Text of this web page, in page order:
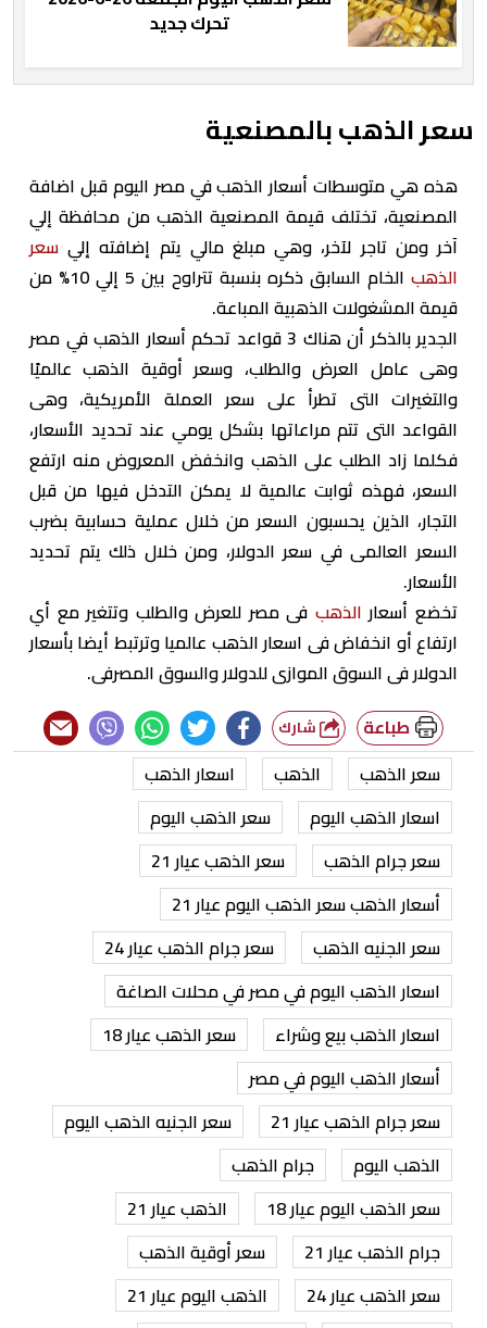
تحرك جديد
سعر الذهب بالمصنعية
هذه هي متوسطات أسعار الذهب في مصر اليوم قبل اضافة
المصنعية، تختلف قيمة المصنعية الذهب من محافظة إلي
آخر ومن تاجر لآخر، وهي مبلغ مالي يتم إضافته إلي سعر
الذهب
الخام السابق ذكره بنسبة تتراوح بين 5 إلي 10% من
قيمة المشغولات الذهبية المباعة.
الجدير بالذكر أن هناك 3 قواعد تحكم أسعار الذهب في مصر
وهى عامل العرض والطلب، وسعر أوقية الذهب عالميًا
والتغيرات التى تطرأ على سعر العملة الأمريكية، وهى
القواعد التى تتم مراعاتها بشكل يومي عند تحديد الأسعار،
فكلما زاد الطلب على الذهب وانخفض المعروض منه ارتفع
السعر، فهذه ثوابت عالمية لا يمكن التدخل فيها من قبل
التجار، الذين يحسبون السعر من خلال عملية حسابية بضرب
السعر العالمى في سعر الدولار، ومن خلال ذلك يتم تحديد
الأسعار.
تخضع أسعار الذهب فى مصر للعرض والطلب وتتغير مع أي
ارتفاع أو انخفاض فى اسعار الذهب عالميا وترتبط أيضا بأسعار
الدولار فى السوق الموازى للدولار والسوق المصرفى.
طباعة
سعر الذهب الذهب
اسعار الذهب
اسعار الذهب اليوم
سعر الذهب اليوم
سعر جرام الذهب
سعر الذهب عيار 21
أسعار الذهب سعر الذهب اليوم عيار 21
سعر الجنيه الذهب
سعر جرام الذهب عيار 24
اسعار الذهب اليوم في مصر في محلات الصاغة
اسعار الذهب بيع وشراء
سعر الذهب عيار 18
أسعار الذهب اليوم في مصر
سعر جرام الذهب عيار 21
سعر الجنيه الذهب اليوم
الذهب اليوم
جرام الذهب
سعر الذهب اليوم عيار 18
الذهب عيار 21
جرام الذهب عيار 21
سعر أوقية الذهب
سعر الذهب عيار 24
الذهب اليوم عيار 21